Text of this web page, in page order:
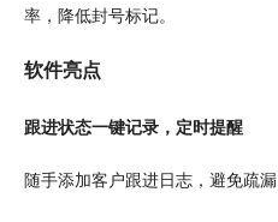
率，降低封号标记。
软件亮点
跟进状态一键记录 ，定时提醒
随手添加客户跟进日志，避免疏漏